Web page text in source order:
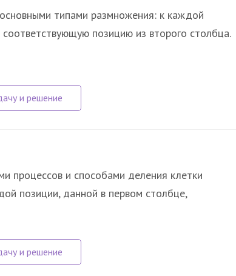
типами размножения: к каждой
позицию из второго столбца.
процессов и способами деления клетки
позиции, данной в первом столбце,